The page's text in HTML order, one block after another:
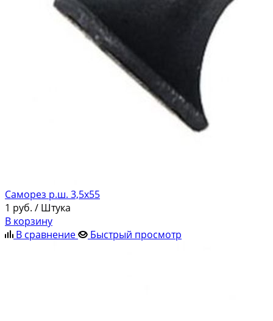
Саморез р.ш. 3,5х55
1 руб. / Штука
В корзину
В сравнение
Быстрый просмотр